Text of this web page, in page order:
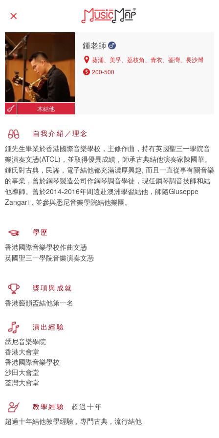
木結他
鍾老師
葵涌、美孚、荔枝角、青衣、荃灣、長沙灣
200-500
自我介紹／理念
鍾先生畢業於香港國際音樂學校，主修作曲，持有英國聖三一學院音
樂演奏文憑(ATCL)，並取得優異成績，師承古典結他演奏家陳國華。
鍾氏對古典，民謠，電子結他都充滿濃厚興趣, 而且一直從事有關音樂
的事業，曾於鋼琴製造公司作鋼琴調音學徒，現任鋼琴調音技師和結
他導師。曾於2014-2016年間遠赴澳洲學習結他，師隨Giuseppe
Zangari，並參與悉尼音樂學院結他樂團。
學歷
香港國際音樂學校作曲文憑
英國聖三一學院音樂演奏文憑
獎項與成就
香港藝韻盃結他第一名
演出經驗
悉尼音樂學院
香港大會堂
香港國際音樂學校
沙田大會堂
荃灣大會堂
教學經驗
超過十年
超過十年結他教學經驗，專門古典，流行結他